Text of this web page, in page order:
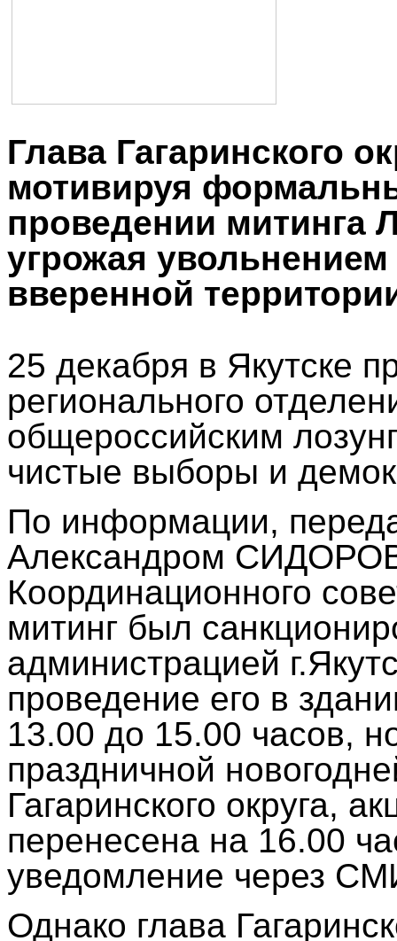
Глава Гагаринского
мотивируя
проведении митинга
угрожая увольнением
вверенной
25 декабря в Якутске
регионального
общероссийским
чистые выборы и
По информации,
Александром
Координационного
митинг был
администрацией
проведение его в
13.00 до 15.00 часов,
праздничной
Гагаринского округа,
перенесена на 16.00
уведомление через
Однако глава